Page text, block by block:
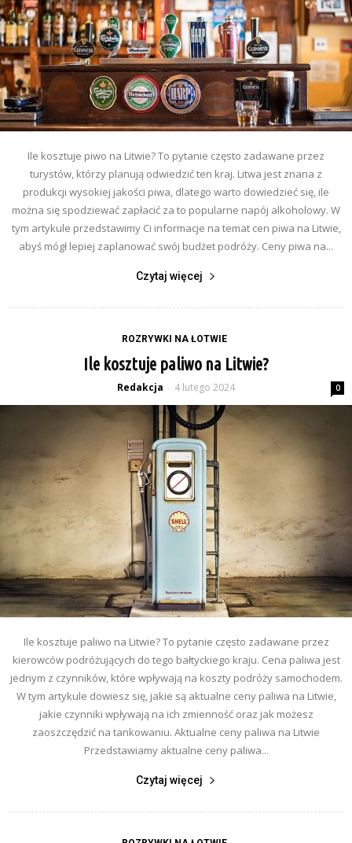
Ile kosztuje piwo na Litwie? To pytanie często zadawane przez
turystów, którzy planują odwiedzić ten kraj. Litwa jest znana z
produkcji wysokiej jakości piwa, dlatego warto dowiedzieć się, ile
można się spodziewać zapłacić za to popularne napój alkoholowy. W
tym artykule przedstawimy Ci informacje na temat cen piwa na Litwie,
abyś mógł lepiej zaplanować swój budżet podróży. Ceny piwa na...
Czytaj więcej
ROZRYWKI NA ŁOTWIE
Ile kosztuje paliwo na Litwie?
Redakcja - 4 lutego 2024 0
Ile kosztuje paliwo na Litwie? To pytanie często zadawane przez
kierowców podróżujących do tego bałtyckiego kraju. Cena paliwa jest
jednym z czynników, które wpływają na koszty podróży samochodem.
W tym artykule dowiesz się, jakie są aktualne ceny paliwa na Litwie,
jakie czynniki wpływają na ich zmienność oraz jak możesz
zaoszczędzić na tankowaniu. Aktualne ceny paliwa na Litwie
Przedstawiamy aktualne ceny paliwa...
Czytaj więcej